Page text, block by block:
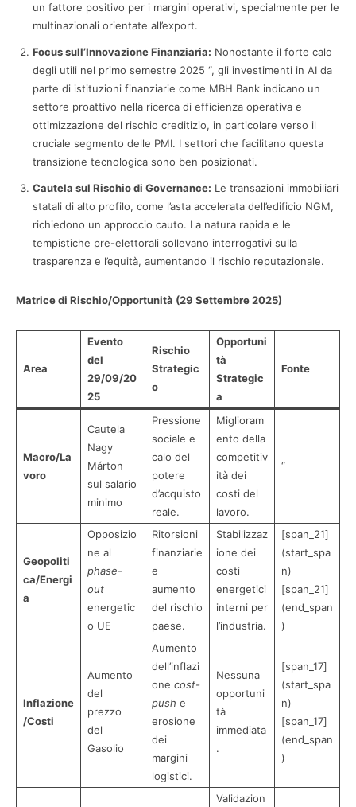
un fattore positivo per i margini operativi, specialmente per le
multinazionali orientate all’export.
Focus sull’Innovazione Finanziaria: Nonostante il forte calo
degli utili nel primo semestre 2025 “, gli investimenti in AI da
parte di istituzioni finanziarie come MBH Bank indicano un
settore proattivo nella ricerca di efficienza operativa e
ottimizzazione del rischio creditizio, in particolare verso il
cruciale segmento delle PMI. I settori che facilitano questa
transizione tecnologica sono ben posizionati.
Cautela sul Rischio di Governance: Le transazioni immobiliari
statali di alto profilo, come l’asta accelerata dell’edificio NGM,
richiedono un approccio cauto. La natura rapida e le
tempistiche pre-elettorali sollevano interrogativi sulla
trasparenza e l’equità, aumentando il rischio reputazionale.
Matrice di Rischio/Opportunità (29 Settembre 2025)
Area
Evento
del
29/09/20
25
Rischio
Strategic
o
Opportuni
tà
Strategic
a
Fonte
Macro/La
voro
Cautela
Nagy
Márton
sul salario
minimo
Pressione
sociale e
calo del
potere
d’acquisto
reale.
Miglioram
ento della
competitiv
ità dei
costi del
lavoro.
“
Geopoliti
ca/Energi
a
Opposizio
ne al
phase-
out
energetic
o UE
Ritorsioni
finanziarie
e
aumento
del rischio
paese.
Stabilizzaz
ione dei
costi
energetici
interni per
l’industria.
[span_21]
(start_spa
n)
[span_21]
(end_span
)
Inflazione
/Costi
Aumento
del
prezzo
del
Gasolio
Aumento
dell’inflazi
one cost-
push e
erosione
dei
margini
logistici.
Nessuna
opportuni
tà
immediata
.
[span_17]
(start_spa
n)
[span_17]
(end_span
)
Validazion